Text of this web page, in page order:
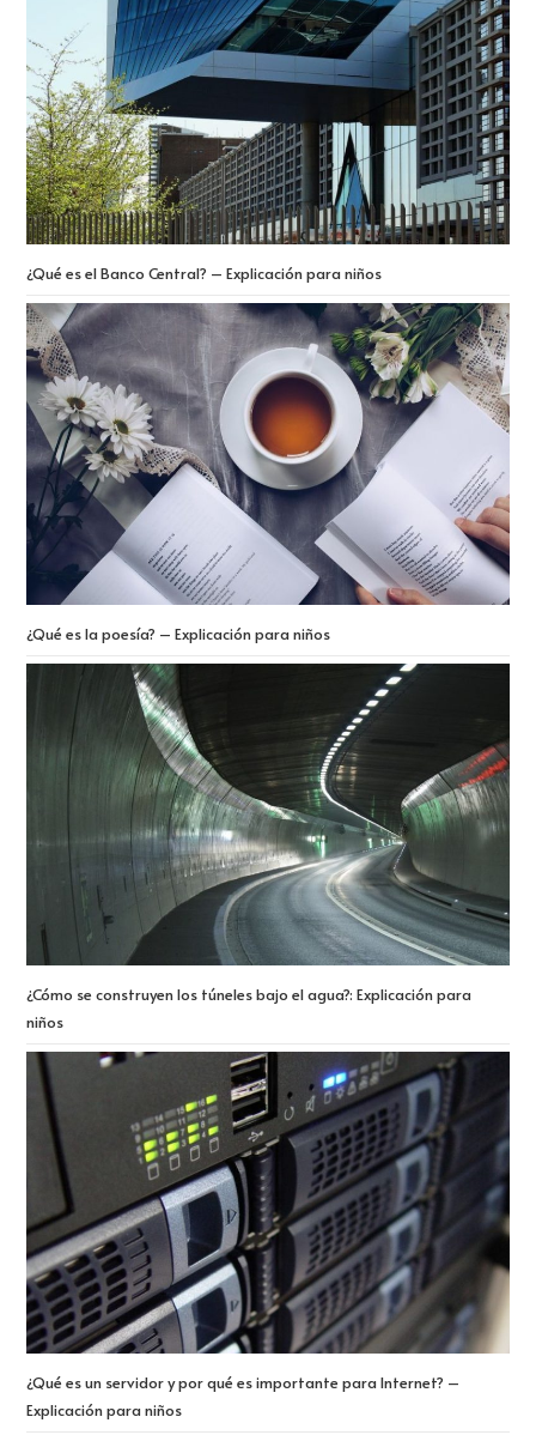
¿Qué es el Banco Central? – Explicación para niños
¿Qué es la poesía? – Explicación para niños
¿Cómo se construyen los túneles bajo el agua?: Explicación para
niños
¿Qué es un servidor y por qué es importante para Internet? –
Explicación para niños